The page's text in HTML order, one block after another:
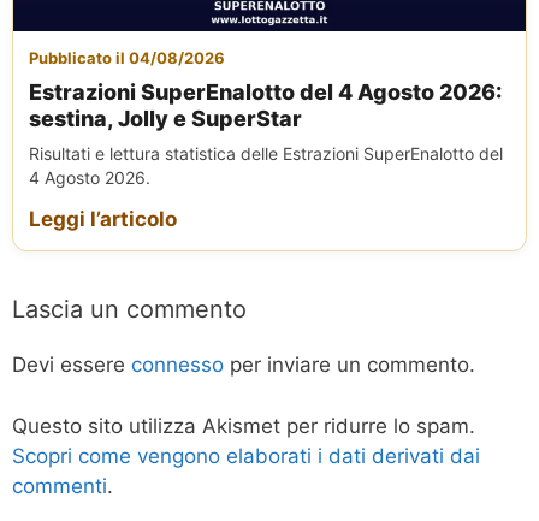
Pubblicato il 04/08/2026
Estrazioni SuperEnalotto del 4 Agosto 2026:
sestina, Jolly e SuperStar
Risultati e lettura statistica delle Estrazioni SuperEnalotto del
4 Agosto 2026.
Leggi l’articolo
Lascia un commento
Devi essere connesso per inviare un commento.
Questo sito utilizza Akismet per ridurre lo spam.
Scopri come vengono elaborati i dati derivati dai
commenti.